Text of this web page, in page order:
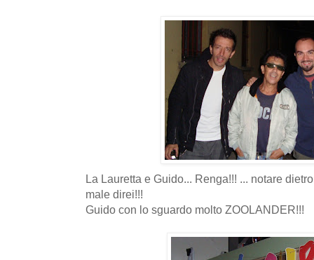
La Lauretta e Guido... Renga!!! ... notare
male direi!!!
Guido con lo sguardo molto ZOOLANDER!!!